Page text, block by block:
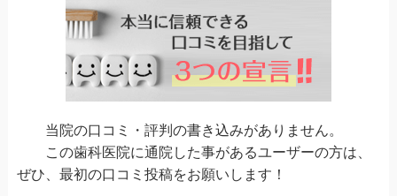
当院の口コミ・評判の書き込みがありません。
この歯科医院に通院した事があるユーザーの方は、
ぜひ、最初の口コミ投稿をお願いします！